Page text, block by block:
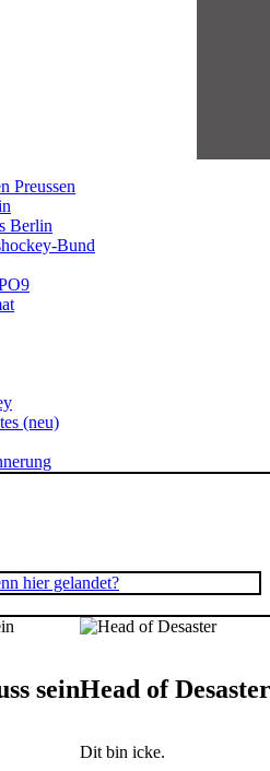
Preussen
Berlin
Bund
(neu)
hier gelandet?
seinHead of Desaster
Dit bin icke.